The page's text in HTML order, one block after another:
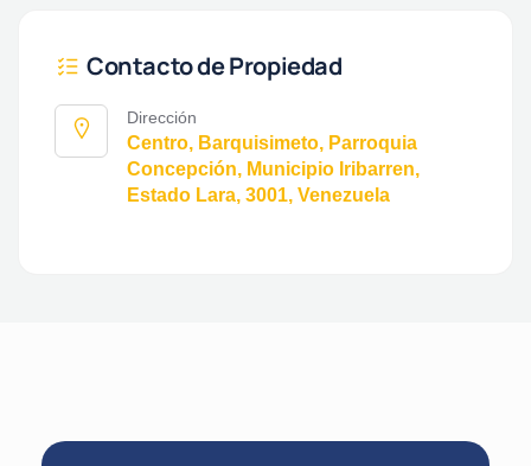
Contacto de Propiedad
Dirección
Centro, Barquisimeto, Parroquia
Concepción, Municipio Iribarren,
Estado Lara, 3001, Venezuela